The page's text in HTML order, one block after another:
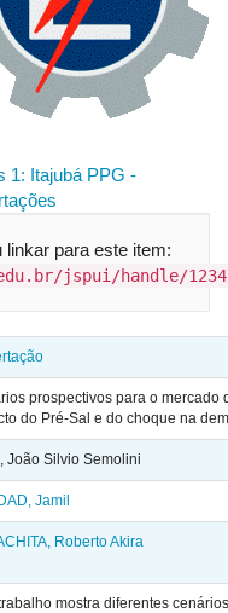
1: Itajubá PPG -
linkar para este item:
jspui/handle/
prospectivos para o mercado
do Pré-Sal e do choque na
João Silvio Semolini
Jamil
Roberto Akira
mostra diferentes